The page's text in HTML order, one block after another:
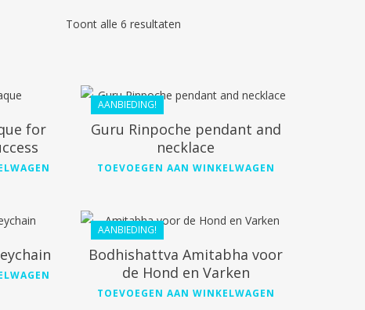
Toont alle 6 resultaten
for
AANBIEDING!
€168.90
Guru Rinpoche pendant and
necklace
TOEVOEGEN AAN WINKELWAGEN
AANBIEDING!
€44.99
Bodhishattva Amitabha voor
de Hond en Varken
TOEVOEGEN AAN WINKELWAGEN